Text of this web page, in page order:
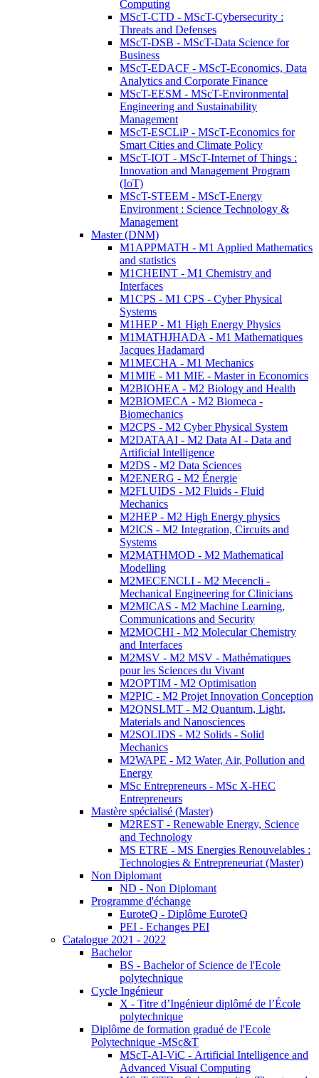
Computing
MScT-CTD - MScT-Cybersecurity :
Threats and Defenses
MScT-DSB - MScT-Data Science for
Business
MScT-EDACF - MScT-Economics, Data
Analytics and Corporate Finance
MScT-EESM - MScT-Environmental
Engineering and Sustainability
Management
MScT-ESCLiP - MScT-Economics for
Smart Cities and Climate Policy
MScT-IOT - MScT-Internet of Things :
Innovation and Management Program
(IoT)
MScT-STEEM - MScT-Energy
Environment : Science Technology &
Management
Master (DNM)
M1APPMATH - M1 Applied Mathematics
and statistics
M1CHEINT - M1 Chemistry and
Interfaces
M1CPS - M1 CPS - Cyber Physical
Systems
M1HEP - M1 High Energy Physics
M1MATHJHADA - M1 Mathematiques
Jacques Hadamard
M1MECHA - M1 Mechanics
M1MIE - M1 MIE - Master in Economics
M2BIOHEA - M2 Biology and Health
M2BIOMECA - M2 Biomeca -
Biomechanics
M2CPS - M2 Cyber Physical System
M2DATAAI - M2 Data AI - Data and
Artificial Intelligence
M2DS - M2 Data Sciences
M2ENERG - M2 Énergie
M2FLUIDS - M2 Fluids - Fluid
Mechanics
M2HEP - M2 High Energy physics
M2ICS - M2 Integration, Circuits and
Systems
M2MATHMOD - M2 Mathematical
Modelling
M2MECENCLI - M2 Mecencli -
Mechanical Engineering for Clinicians
M2MICAS - M2 Machine Learning,
Communications and Security
M2MOCHI - M2 Molecular Chemistry
and Interfaces
M2MSV - M2 MSV - Mathématiques
pour les Sciences du Vivant
M2OPTIM - M2 Optimisation
M2PIC - M2 Projet Innovation Conception
M2QNSLMT - M2 Quantum, Light,
Materials and Nanosciences
M2SOLIDS - M2 Solids - Solid
Mechanics
M2WAPE - M2 Water, Air, Pollution and
Energy
MSc Entrepreneurs - MSc X-HEC
Entrepreneurs
Mastère spécialisé (Master)
M2REST - Renewable Energy, Science
and Technology
MS ETRE - MS Energies Renouvelables :
Technologies & Entrepreneuriat (Master)
Non Diplomant
ND - Non Diplomant
Programme d'échange
EuroteQ - Diplôme EuroteQ
PEI - Echanges PEI
Catalogue 2021 - 2022
Bachelor
BS - Bachelor of Science de l'Ecole
polytechnique
Cycle Ingénieur
X - Titre d’Ingénieur diplômé de l’École
polytechnique
Diplôme de formation gradué de l'Ecole
Polytechnique -MSc&T
MScT-AI-ViC - Artificial Intelligence and
Advanced Visual Computing